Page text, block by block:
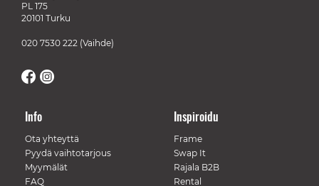
PL 175
20101 Turku
020 7530 222 (Vaihde)
Info
Ota yhteyttä
Pyydä vaihtotarjous
Myymälät
FAQ
Inspiroidu
Frame
Swap It
Rajala B2B
Rental